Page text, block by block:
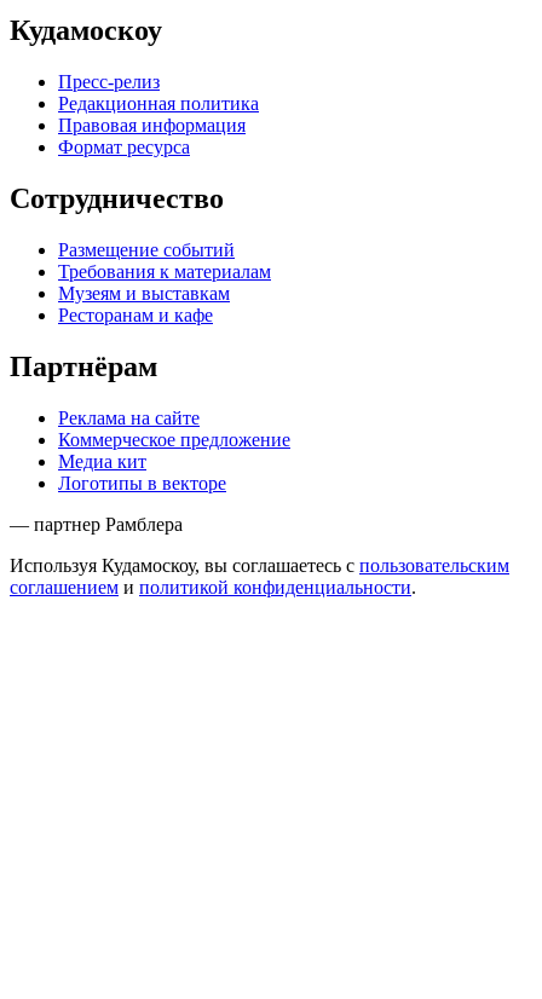
Кудамоскоу
Пресс-релиз
Редакционная политика
Правовая информация
Формат ресурса
Сотрудничество
Размещение событий
Требования к материалам
Музеям и выставкам
Ресторанам и кафе
Партнёрам
Реклама на сайте
Коммерческое предложение
Медиа кит
Логотипы в векторе
— партнер Рамблера
Используя Кудамоскоу, вы соглашаетесь с пользовательским
соглашением и политикой конфиденциальности.